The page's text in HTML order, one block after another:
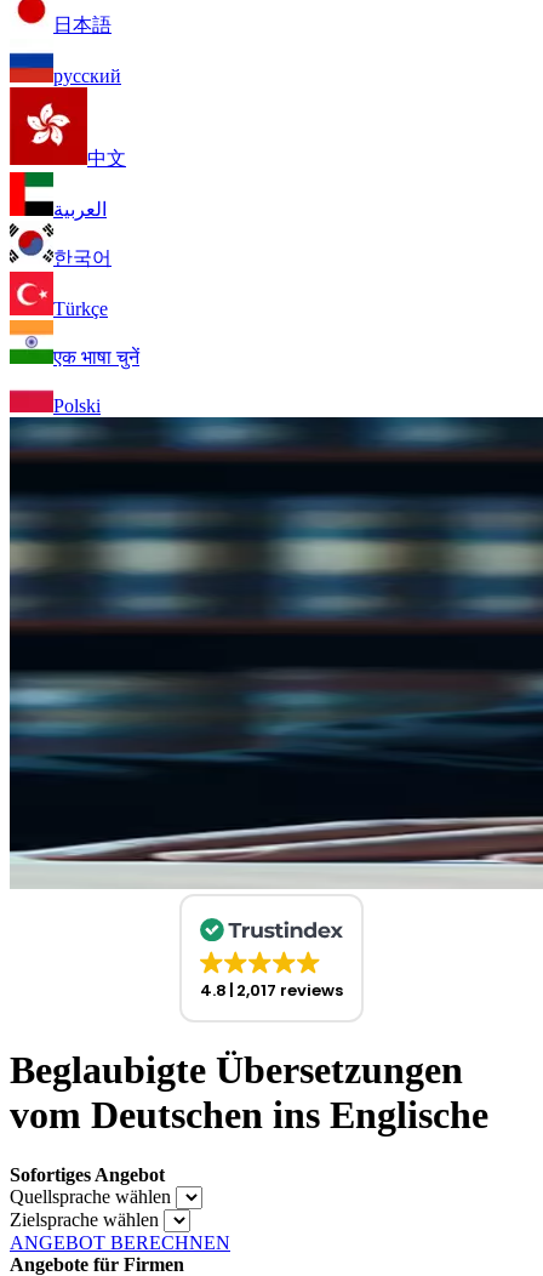
日本語
русский
中文
العربية
한국어
Türkçe
एक भाषा चुनें
Polski
4.8 2,017 reviews
Beglaubigte Übersetzungen
vom Deutschen ins Englische
Sofortiges Angebot
Quellsprache wählen
Zielsprache wählen
ANGEBOT BERECHNEN
Angebote für Firmen